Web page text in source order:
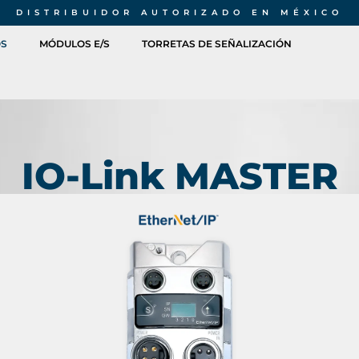
DISTRIBUIDOR AUTORIZADO EN MÉXICO
MÓDULOS E/S TORRETAS DE SEÑALIZACIÓN
IO-Link MASTER